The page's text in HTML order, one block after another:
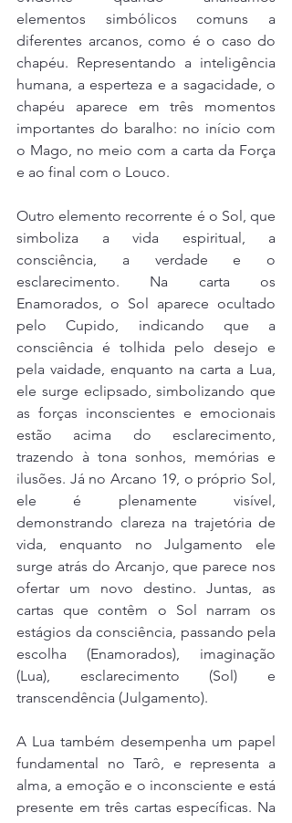
elementos simbólicos comuns a
diferentes arcanos, como é o caso do
chapéu. Representando a inteligência
humana, a esperteza e a sagacidade, o
chapéu aparece em três momentos
importantes do baralho: no início com
o Mago, no meio com a carta da Força
e ao final com o Louco.
Outro elemento recorrente é o Sol, que
simboliza a vida espiritual, a
consciência, a verdade e o
esclarecimento. Na carta os
Enamorados, o Sol aparece ocultado
pelo Cupido, indicando que a
consciência é tolhida pelo desejo e
pela vaidade, enquanto na carta a Lua,
ele surge eclipsado, simbolizando que
as forças inconscientes e emocionais
estão acima do esclarecimento,
trazendo à tona sonhos, memórias e
ilusões. Já no Arcano 19, o próprio Sol,
ele é plenamente visível,
demonstrando clareza na trajetória de
vida, enquanto no Julgamento ele
surge atrás do Arcanjo, que parece nos
ofertar um novo destino. Juntas, as
cartas que contêm o Sol narram os
estágios da consciência, passando pela
escolha (Enamorados), imaginação
(Lua), esclarecimento (Sol) e
transcendência (Julgamento).
A Lua também desempenha um papel
fundamental no Tarô, e representa a
alma, a emoção e o inconsciente e está
presente em três cartas específicas. Na